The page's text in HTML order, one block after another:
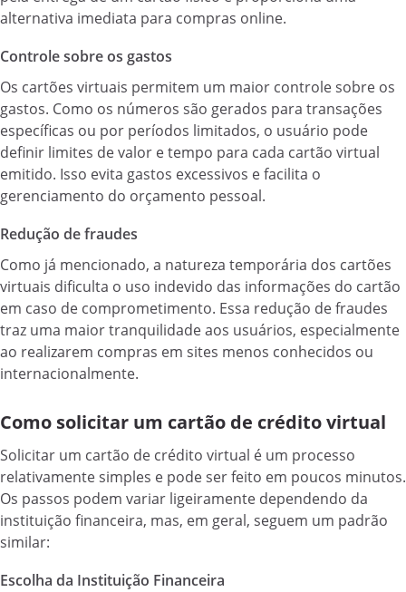
alternativa imediata para compras online.
Controle sobre os gastos
Os cartões virtuais permitem um maior controle sobre os
gastos. Como os números são gerados para transações
específicas ou por períodos limitados, o usuário pode
definir limites de valor e tempo para cada cartão virtual
emitido. Isso evita gastos excessivos e facilita o
gerenciamento do orçamento pessoal.
Redução de fraudes
Como já mencionado, a natureza temporária dos cartões
virtuais dificulta o uso indevido das informações do cartão
em caso de comprometimento. Essa redução de fraudes
traz uma maior tranquilidade aos usuários, especialmente
ao realizarem compras em sites menos conhecidos ou
internacionalmente.
Como solicitar um cartão de crédito virtual
Solicitar um cartão de crédito virtual é um processo
relativamente simples e pode ser feito em poucos minutos.
Os passos podem variar ligeiramente dependendo da
instituição financeira, mas, em geral, seguem um padrão
similar:
Escolha da Instituição Financeira